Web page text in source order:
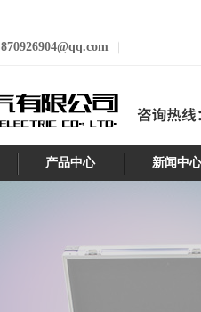
870926904@qq.com
产品中心 新闻中